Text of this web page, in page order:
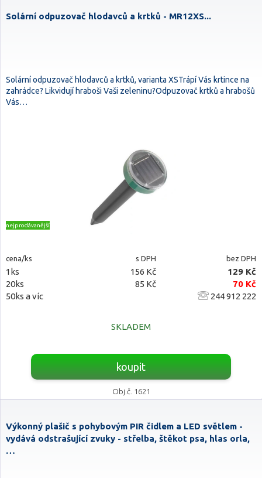
Solární odpuzovač hlodavců a krtků - MR12XS...
Solární odpuzovač hlodavců a krtků, varianta XSTrápí Vás krtince na
zahrádce? Likvidují hraboši Vaši zeleninu?Odpuzovač krtků a hrabošů
Vás…
nejprodávanější
cena/ks s DPH bez DPH
1ks 156 Kč
129 Kč
20ks
85 Kč
70 Kč
50ks a víc
244 912 222
SKLADEM
koupit
Obj.č. 1621
Výkonný plašič s pohybovým PIR čidlem a LED světlem -
vydává odstrašující zvuky - střelba, štěkot psa, hlas orla,
…